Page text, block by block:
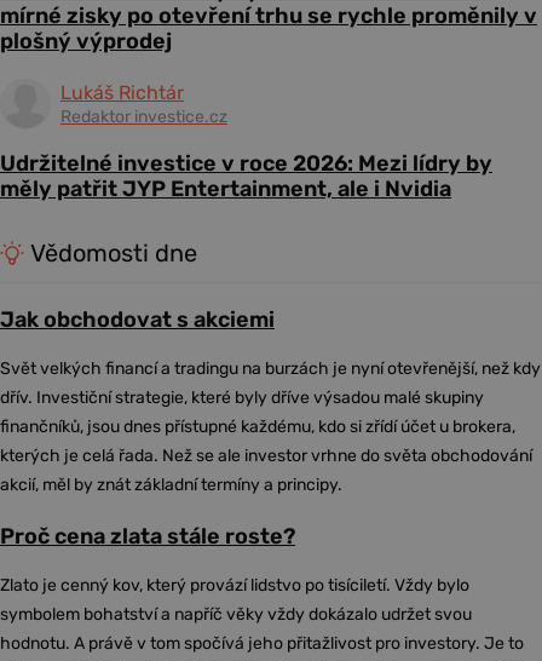
mírné zisky po otevření trhu se rychle proměnily v
plošný výprodej
Lukáš Richtár
Redaktor investice.cz
Udržitelné investice v roce 2026: Mezi lídry by
měly patřit JYP Entertainment, ale i Nvidia
Vědomosti dne
Jak obchodovat s akciemi
Svět velkých financí a tradingu na burzách je nyní otevřenější, než kdy
dřív. Investiční strategie, které byly dříve výsadou malé skupiny
finančníků, jsou dnes přístupné každému, kdo si zřídí účet u brokera,
kterých je celá řada. Než se ale investor vrhne do světa obchodování
akcií, měl by znát základní termíny a principy.
Proč cena zlata stále roste?
Zlato je cenný kov, který provází lidstvo po tisíciletí. Vždy bylo
symbolem bohatství a napříč věky vždy dokázalo udržet svou
hodnotu. A právě v tom spočívá jeho přitažlivost pro investory. Je to